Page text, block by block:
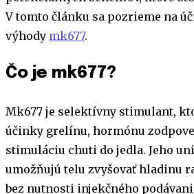
V tomto článku sa pozrieme na
výhody mk677.
Čo je mk677?
Mk677 je selektívny stimulant,
účinky grelínu, hormónu
stimuláciu chuti do jedla. Jeho
umožňujú telu zvyšovať hladinu
bez nutnosti injekčného